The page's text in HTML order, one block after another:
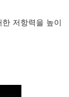
저항력을 높이